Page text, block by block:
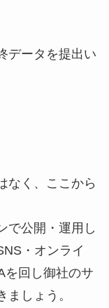
データを提出い
なく、ここから
で公開・運用し
・オンライ
を回し御社のサ
しょう。